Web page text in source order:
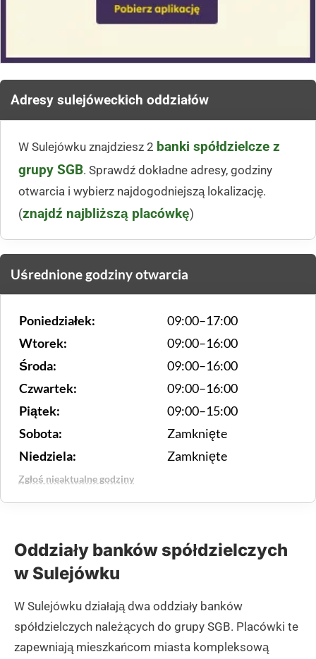
Adresy sulejóweckich oddziałów
W Sulejówku znajdziesz 2 banki spółdzielcze z
grupy SGB. Sprawdź dokładne adresy, godziny
otwarcia i wybierz najdogodniejszą lokalizację.
(znajdź najbliższą placówkę)
Uśrednione godziny otwarcia
Poniedziałek:
09:00–17:00
Wtorek:
09:00–16:00
Środa:
09:00–16:00
Czwartek:
09:00–16:00
Piątek:
09:00–15:00
Sobota:
Zamknięte
Niedziela:
Zamknięte
Zgłoś nieaktualne godziny
Oddziały banków spółdzielczych
w Sulejówku
W Sulejówku działają dwa oddziały banków
spółdzielczych należących do grupy SGB. Placówki te
zapewniają mieszkańcom miasta kompleksową